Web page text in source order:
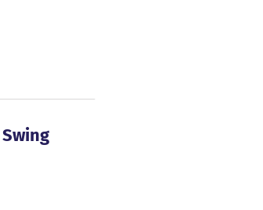
Wespelaar 2026 van 21 tem